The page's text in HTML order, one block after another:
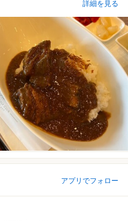
詳細を見る
アプリでフォロー